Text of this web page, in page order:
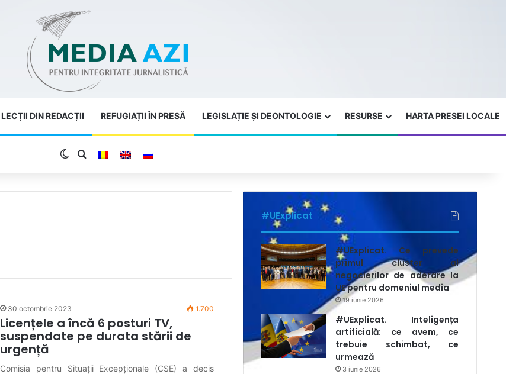
LECȚII DIN REDACȚII REFUGIAȚII ÎN PRESĂ LEGISLAȚIE ȘI DEONTOLOGIE RESURSE HARTA PRESEI LOCALE
Switch skin
Search for
30 octombrie 2023 1.700
Licențele a încă 6 posturi TV,
suspendate pe durata stării de
urgență
Comisia pentru Situații Excepționale (CSE) a decis
#UExplicat
#UExplicat. Ce prevede
primul cluster al
negocierilor de aderare la
UE pentru domeniul media
19 iunie 2026
#UExplicat. Inteligența
artificială: ce avem, ce
trebuie schimbat, ce
urmează
3 iunie 2026